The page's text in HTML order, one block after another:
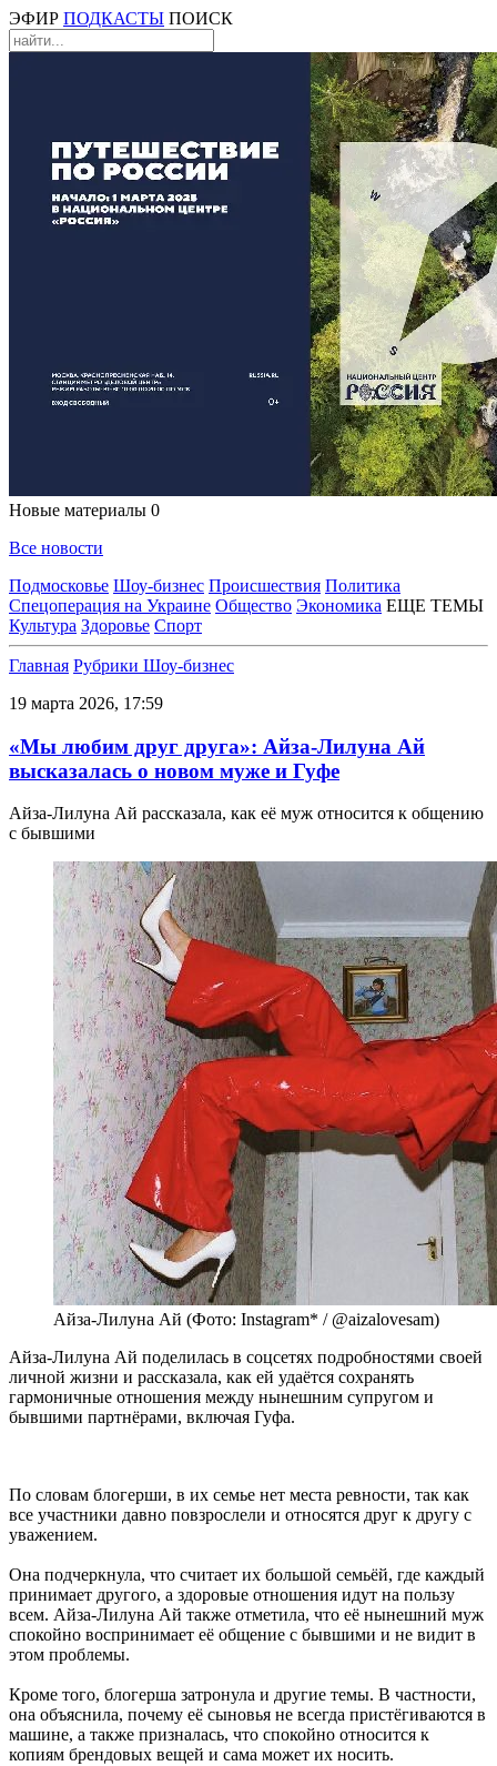
ЭФИР ПОДКАСТЫ ПОИСК
Новые материалы 0
Все новости
Подмосковье Шоу-бизнес Происшествия Политика
Спецоперация на Украине Общество Экономика ЕЩЕ ТЕМЫ
Культура Здоровье Спорт
Главная Рубрики Шоу-бизнес
19 марта 2026, 17:59
«Мы любим друг друга»: Айза-Лилуна Ай
высказалась о новом муже и Гуфе
Айза-Лилуна Ай рассказала, как её муж относится к общению
с бывшими
Айза-Лилуна Ай (Фото: Instagram* / @aizalovesam)
Айза-Лилуна Ай поделилась в соцсетях подробностями своей
личной жизни и рассказала, как ей удаётся сохранять
гармоничные отношения между нынешним супругом и
бывшими партнёрами, включая Гуфа.
По словам блогерши, в их семье нет места ревности, так как
все участники давно повзрослели и относятся друг к другу с
уважением.
Она подчеркнула, что считает их большой семьёй, где каждый
принимает другого, а здоровые отношения идут на пользу
всем. Айза-Лилуна Ай также отметила, что её нынешний муж
спокойно воспринимает её общение с бывшими и не видит в
этом проблемы.
Кроме того, блогерша затронула и другие темы. В частности,
она объяснила, почему её сыновья не всегда пристёгиваются в
машине, а также призналась, что спокойно относится к
копиям брендовых вещей и сама может их носить.